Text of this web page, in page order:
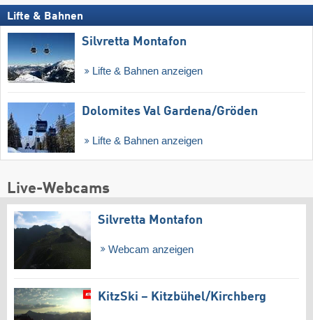
Lifte & Bahnen
Silvretta Montafon
Lifte & Bahnen anzeigen
Dolomites Val Gardena/​Gröden
Lifte & Bahnen anzeigen
Live-Webcams
Silvretta Montafon
Webcam anzeigen
KitzSki – Kitzbühel/​Kirchberg